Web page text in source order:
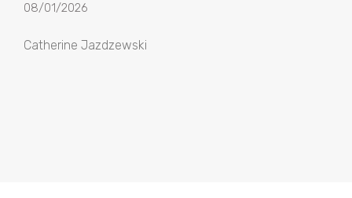
08/01/2026
Catherine Jazdzewski